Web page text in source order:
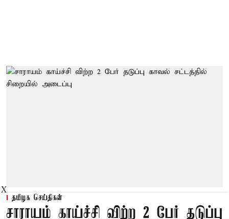
தமிழக செய்திகள்
சாராயம் காய்ச்சி விற்ற 2 பேர் தடுப்பு
X